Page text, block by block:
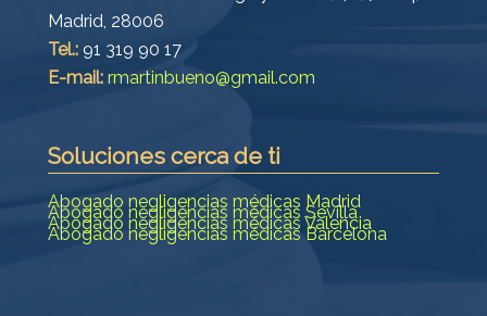
Madrid, 28006
Tel.: 91 319 90 17
E-mail: rmartinbueno@gmail.com
Soluciones cerca de ti
Abogado negligencias médicas Madrid
Abogado negligencias médicas Sevilla
Abogado negligencias médicas Valencia
Abogado negligencias médicas Barcelona